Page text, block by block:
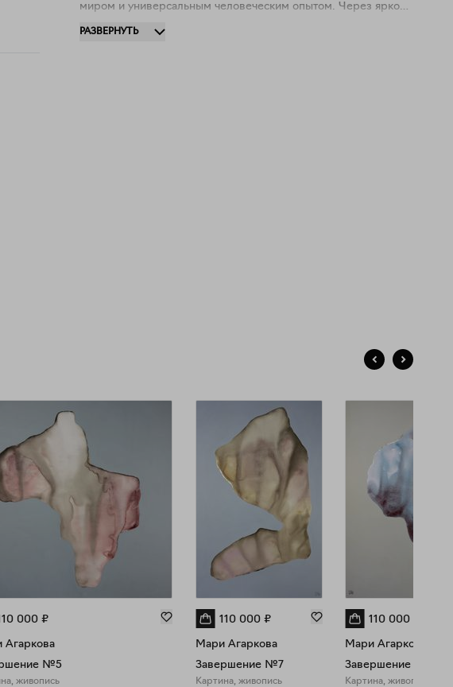
миром и универсальным человеческим опытом. Через яркое
стремится исследовать моральные принципы, которые
РАЗВЕРНУТЬ
000 ₽
Агаркова
№5
живопись
110 000 ₽
Мари Агаркова
Завершение №7
Картина, живопись
110 000
Мари Агаркова
Завершение №8
Картина, живопись